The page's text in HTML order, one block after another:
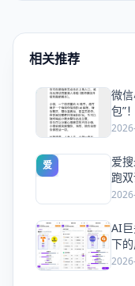
相关推荐
爱
微
包”！
爱
爱
跑
量
爱
AI
下的